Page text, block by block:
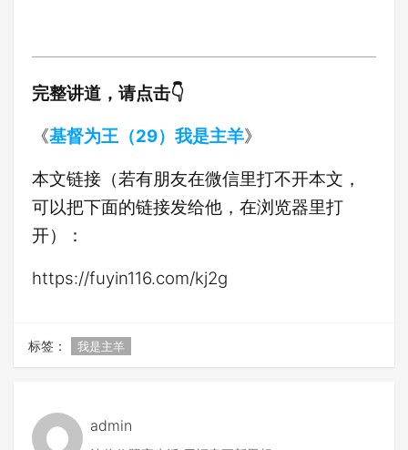
完整讲道，请点击👇
《基督为王（29）我是主羊》
本文链接（若有朋友在微信里打不开本文，
可以把下面的链接发给他，在浏览器里打
开）：
https://fuyin116.com/kj2g
标签： 我是主羊
admin